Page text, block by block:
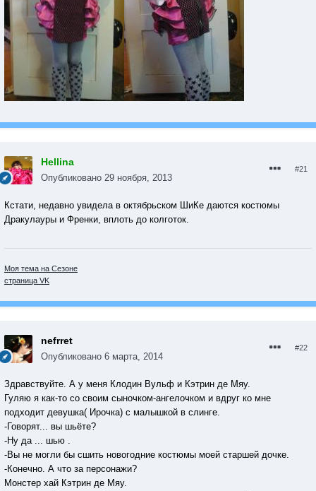
Hellina
Опубликовано 29 ноября, 2013
#21
Кстати, недавно увидела в октябрьском ШиКе даются костюмы
Дракулауры и Френки, вплоть до колготок.
Моя тема на Сезоне
страница VK
nefrret
Опубликовано 6 марта, 2014
#22
Здравствуйте. А у меня Клодин Вульф и Кэтрин де Мяу.
Гуляю я как-то со своим сыночком-ангелочком и вдруг ко мне
подходит девушка( Ирочка) с малышкой в слинге.
-Говорят... вы шьёте?
-Ну да ... шью .
-Вы не могли бы сшить новогодние костюмы моей старшей дочке.
-Конечно. А что за персонажи?
Монстер хай Кэтрин де Мяу.